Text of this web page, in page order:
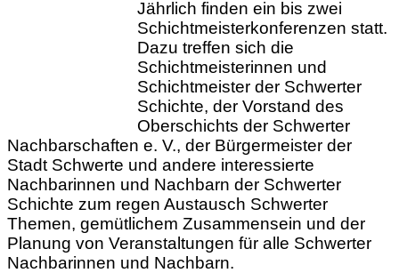
Jährlich finden ein bis zwei
Schichtmeisterkonferenzen statt.
Dazu treffen sich die
Schichtmeisterinnen und
Schichtmeister der Schwerter
Schichte, der Vorstand des
Oberschichts der Schwerter
Nachbarschaften e. V., der Bürgermeister der
Stadt Schwerte und andere interessierte
Nachbarinnen und Nachbarn der Schwerter
Schichte zum regen Austausch Schwerter
Themen, gemütlichem Zusammensein und der
Planung von Veranstaltungen für alle Schwerter
Nachbarinnen und Nachbarn.